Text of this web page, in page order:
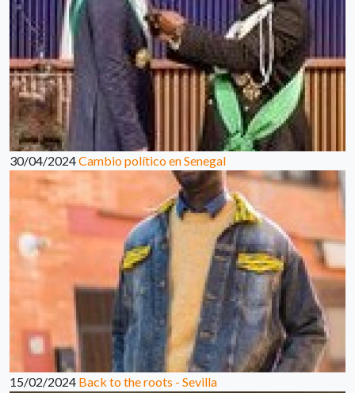
30/04/2024Cambio político en Senegal
15/02/2024 Back to the roots - Sevilla